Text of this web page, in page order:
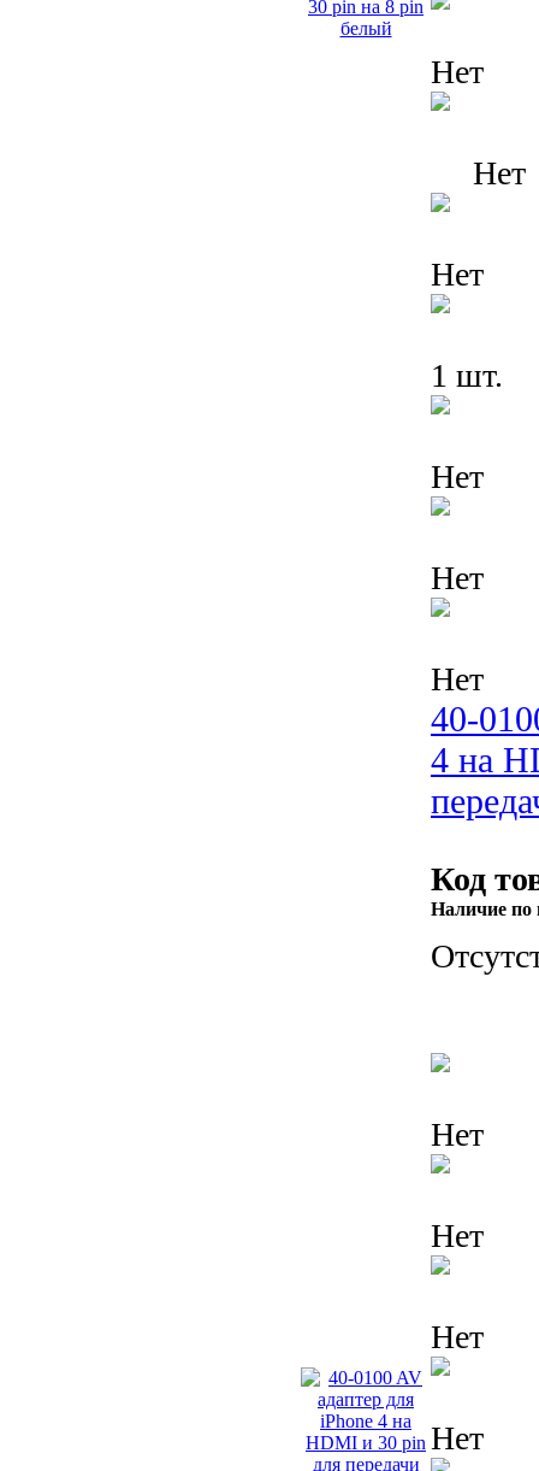
Нет
Нет
Нет
1 шт.
Нет
Нет
Нет
40-
4 на
Код
Наличие по
Нет
Нет
Нет
Нет